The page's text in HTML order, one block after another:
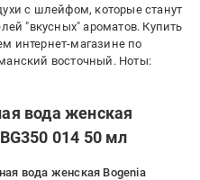
с шлейфом, которые станут
"вкусных" ароматов. Купить
интернет-магазине по
восточный. Ноты:
вода женская
014 50 мл
вода женская Bogenia